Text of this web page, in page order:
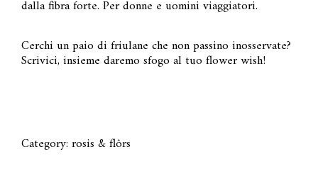
dalla fibra forte. Per donne e uomini viaggiatori.
Cerchi un paio di friulane che non passino inosservate?
Scrivici, insieme daremo sfogo al tuo flower wish!
Category: rosis & flôrs